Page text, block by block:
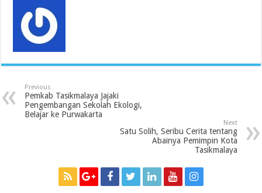
Previous
Pemkab Tasikmalaya Jajaki
Pengembangan Sekolah Ekologi,
Belajar ke Purwakarta
Next
Satu Solih, Seribu Cerita tentang
Abainya Pemimpin Kota
Tasikmalaya